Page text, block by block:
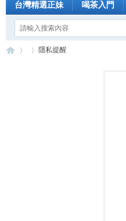
台灣精選正妹 喝茶入門
隱私提醒